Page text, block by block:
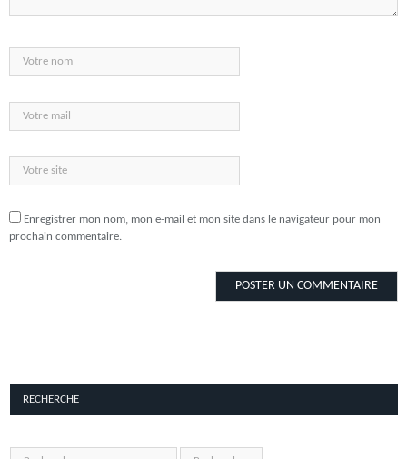
Enregistrer mon nom, mon e-mail et mon site dans le navigateur pour mon
prochain commentaire.
RECHERCHE